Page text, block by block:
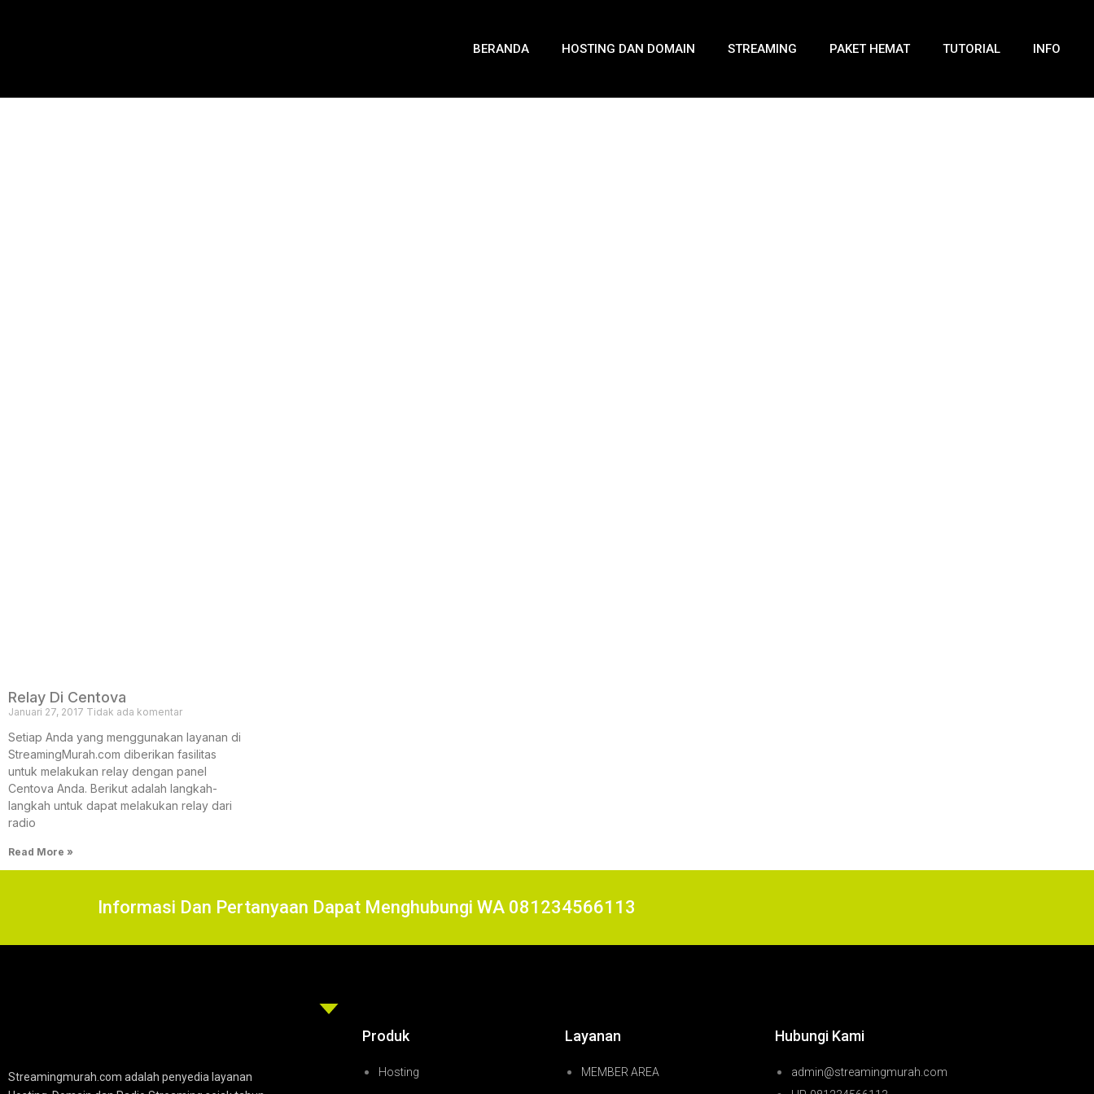
BERANDA HOSTING DAN DOMAIN STREAMING PAKET HEMAT TUTORIAL INFO
Relay Di Centova
Januari 27, 2017 Tidak ada komentar
Setiap Anda yang menggunakan layanan di
StreamingMurah.com diberikan fasilitas
untuk melakukan relay dengan panel
Centova Anda. Berikut adalah langkah-
langkah untuk dapat melakukan relay dari
radio
Read More »
Informasi Dan Pertanyaan Dapat Menghubungi WA 081234566113
Streamingmurah.com adalah penyedia layanan
Produk
Hosting
Layanan
MEMBER AREA
Hubungi Kami
admin@streamingmurah.com